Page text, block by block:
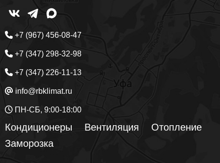
+7 (967) 456-08-47
+7 (347) 298-32-98
+7 (347) 226-11-13
info@rbklimat.ru
ПН-СБ, 9:00-18:00
Кондиционеры Вентиляция
Отопление
Заморозка